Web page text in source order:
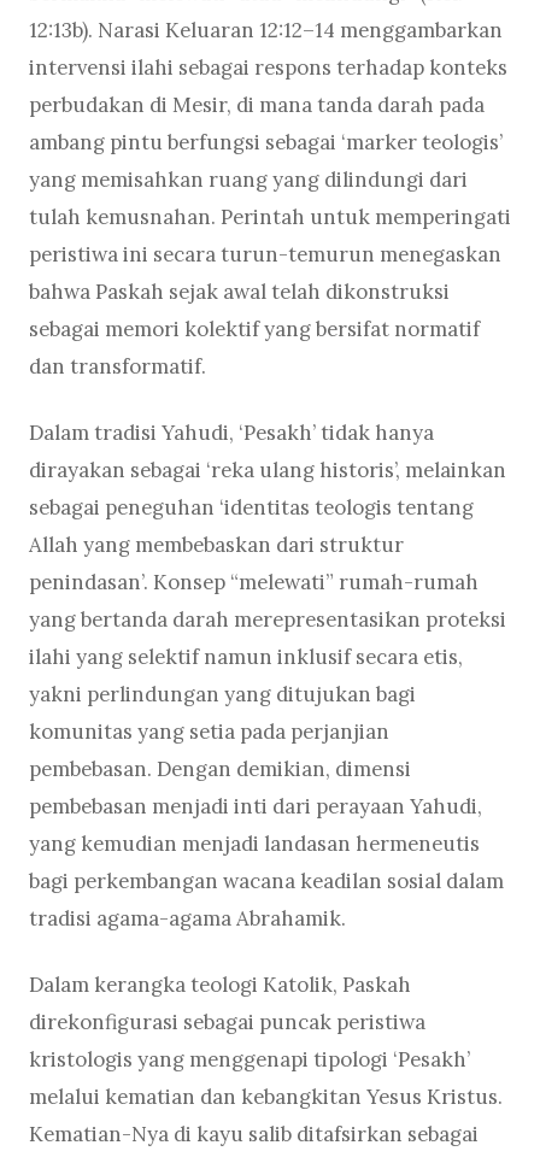
12:13b). Narasi Keluaran 12:12–14 menggambarkan
intervensi ilahi sebagai respons terhadap konteks
perbudakan di Mesir, di mana tanda darah pada
ambang pintu berfungsi sebagai ‘marker teologis’
yang memisahkan ruang yang dilindungi dari
tulah kemusnahan. Perintah untuk memperingati
peristiwa ini secara turun-temurun menegaskan
bahwa Paskah sejak awal telah dikonstruksi
sebagai memori kolektif yang bersifat normatif
dan transformatif.
Dalam tradisi Yahudi, ‘Pesakh’ tidak hanya
dirayakan sebagai ‘reka ulang historis’, melainkan
sebagai peneguhan ‘identitas teologis tentang
Allah yang membebaskan dari struktur
penindasan’. Konsep “melewati” rumah-rumah
yang bertanda darah merepresentasikan proteksi
ilahi yang selektif namun inklusif secara etis,
yakni perlindungan yang ditujukan bagi
komunitas yang setia pada perjanjian
pembebasan. Dengan demikian, dimensi
pembebasan menjadi inti dari perayaan Yahudi,
yang kemudian menjadi landasan hermeneutis
bagi perkembangan wacana keadilan sosial dalam
tradisi agama-agama Abrahamik.
Dalam kerangka teologi Katolik, Paskah
direkonfigurasi sebagai puncak peristiwa
kristologis yang menggenapi tipologi ‘Pesakh’
melalui kematian dan kebangkitan Yesus Kristus.
Kematian-Nya di kayu salib ditafsirkan sebagai